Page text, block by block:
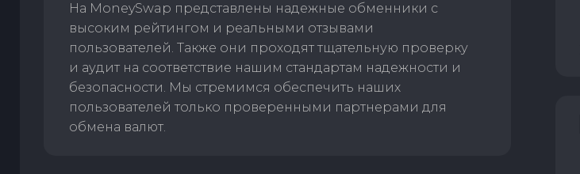
На MoneySwap представлены надежные обменники с
высоким рейтингом и реальными отзывами
пользователей. Также они проходят тщательную проверку
и аудит на соответствие нашим стандартам надежности и
безопасности. Мы стремимся обеспечить наших
пользователей только проверенными партнерами для
обмена валют.